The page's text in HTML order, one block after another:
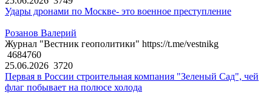
Удары дронами по Москве- это военное преступление
Розанов Валерий
Журнал "Вестник геополитики" https://t.me/vestnikg
4684760
25.06.2026 3720
Первая в России строительная компания "Зеленый Сад", чей
флаг побывает на полюсе холода